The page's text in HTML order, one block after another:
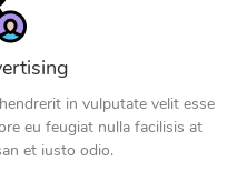
in vulputate velit esse
eu feugiat nulla facilisis at
et iusto odio.